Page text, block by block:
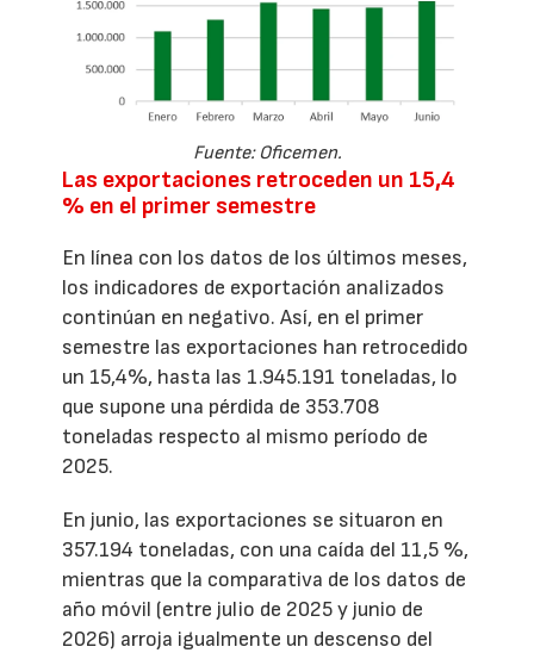
Fuente: Oficemen.
Las exportaciones retroceden un 15,4
% en el primer semestre
En línea con los datos de los últimos meses,
los indicadores de exportación analizados
continúan en negativo. Así, en el primer
semestre las exportaciones han retrocedido
un 15,4%, hasta las 1.945.191 toneladas, lo
que supone una pérdida de 353.708
toneladas respecto al mismo período de
2025.
En junio, las exportaciones se situaron en
357.194 toneladas, con una caída del 11,5 %,
mientras que la comparativa de los datos de
año móvil (entre julio de 2025 y junio de
2026) arroja igualmente un descenso del